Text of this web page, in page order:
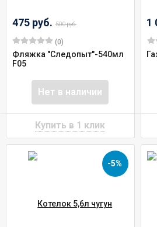
475 руб. 500 руб.
(0)
Фляжка "Следопыт"-540мл
F05
Нет в наличии
1
-5%